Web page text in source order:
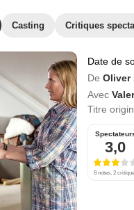
Casting Critiques
Date de
De Oliver
Avec
Titre
3,0
8 notes, 2